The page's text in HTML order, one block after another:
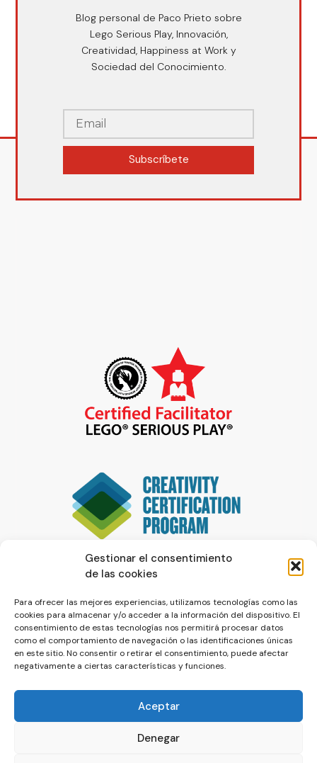
Gestionar el consentimiento
de las cookies
Para ofrecer las mejores experiencias, utilizamos tecnologías como las
cookies para almacenar y/o acceder a la información del dispositivo. El
consentimiento de estas tecnologías nos permitirá procesar datos
como el comportamiento de navegación o las identificaciones únicas
en este sitio. No consentir o retirar el consentimiento, puede afectar
negativamente a ciertas características y funciones.
Aceptar
Denegar
Blog personal de Paco Prieto sobre
Lego Serious Play, Innovación,
Creatividad, Happiness at Work y
Sociedad del Conocimiento.
Subscríbete